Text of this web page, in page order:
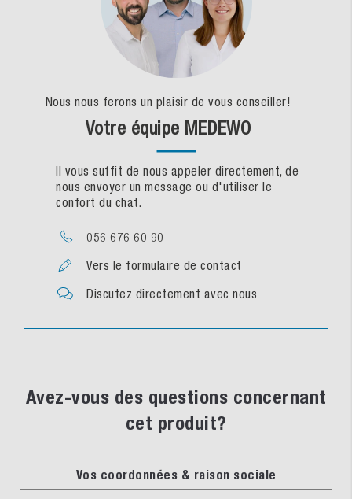
Nous nous ferons un plaisir de vous conseiller!
Votre équipe MEDEWO
Il vous suffit de nous appeler directement, de
nous envoyer un message ou d'utiliser le
confort du chat.
056 676 60 90
Vers le formulaire de contact
Discutez directement avec nous
Avez-vous des questions concernant
cet produit?
Vos coordonnées & raison sociale